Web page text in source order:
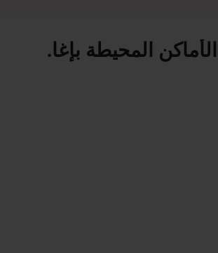
المحيطة بإغا.